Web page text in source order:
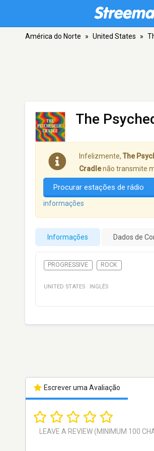
América do Norte » United States »
The
Infelizmente, The
Cradlenão transmite
Procurar estações de rádio
informações
Informações Dados de
PROGRESSIVE ROCK
UNITED STATES · INGLÊS
Escrever uma Avaliação